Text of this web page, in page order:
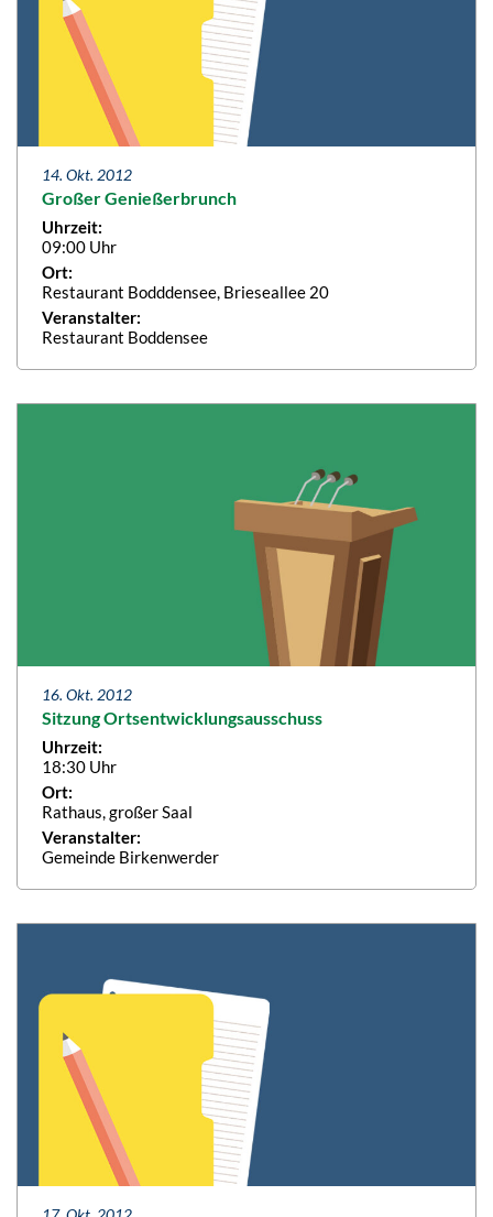
14. Okt. 2012
Großer Genießerbrunch
Uhrzeit:
09:00 Uhr
Ort:
Restaurant Bodddensee, Brieseallee 20
Veranstalter:
Restaurant Boddensee
16. Okt. 2012
Sitzung Ortsentwicklungsausschuss
Uhrzeit:
18:30 Uhr
Ort:
Rathaus, großer Saal
Veranstalter:
Gemeinde Birkenwerder